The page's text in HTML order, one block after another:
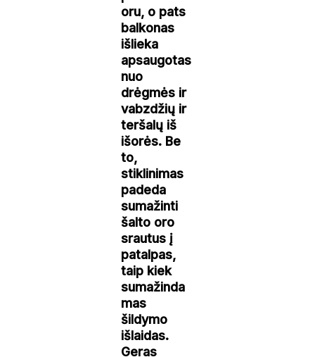
oru, o pats
balkonas
išlieka
apsaugotas
nuo
drėgmės ir
vabzdžių ir
teršalų iš
išorės. Be
to,
stiklinimas
padeda
sumažinti
šalto oro
srautus į
patalpas,
taip kiek
sumažinda
mas
šildymo
išlaidas.
Geras